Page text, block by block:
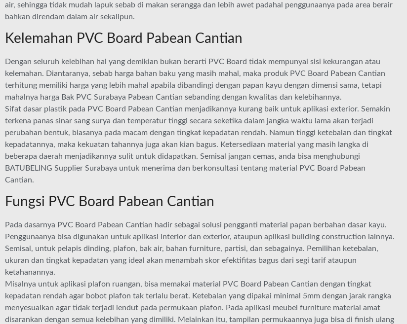
air, sehingga tidak mudah lapuk sebab di makan serangga dan lebih awet padahal penggunaanya pada area berair
bahkan direndam dalam air sekalipun.
Kelemahan PVC Board Pabean Cantian
Dengan seluruh kelebihan hal yang demikian bukan berarti PVC Board tidak mempunyai sisi kekurangan atau
kelemahan. Diantaranya, sebab harga bahan baku yang masih mahal, maka produk PVC Board Pabean Cantian
terhitung memiliki harga yang lebih mahal apabila dibandingi dengan papan kayu dengan dimensi sama, tetapi
mahalnya harga Bak PVC Surabaya Pabean Cantian sebanding dengan kwalitas dan kelebihannya.
Sifat dasar plastik pada PVC Board Pabean Cantian menjadikannya kurang baik untuk aplikasi exterior. Semakin
terkena panas sinar sang surya dan temperatur tinggi secara seketika dalam jangka waktu lama akan terjadi
perubahan bentuk, biasanya pada macam dengan tingkat kepadatan rendah. Namun tinggi ketebalan dan tingkat
kepadatannya, maka kekuatan tahannya juga akan kian bagus. Ketersediaan material yang masih langka di
beberapa daerah menjadikannya sulit untuk didapatkan. Semisal jangan cemas, anda bisa menghubungi
BATUBELING Supplier Surabaya untuk menerima dan berkonsultasi tentang material PVC Board Pabean
Cantian.
Fungsi PVC Board Pabean Cantian
Pada dasarnya PVC Board Pabean Cantian hadir sebagai solusi pengganti material papan berbahan dasar kayu.
Penggunaanya bisa digunakan untuk aplikasi interior dan exterior, ataupun aplikasi building construction lainnya.
Semisal, untuk pelapis dinding, plafon, bak air, bahan furniture, partisi, dan sebagainya. Pemilihan ketebalan,
ukuran dan tingkat kepadatan yang ideal akan menambah skor efektifitas bagus dari segi tarif ataupun
ketahanannya.
Misalnya untuk aplikasi plafon ruangan, bisa memakai material PVC Board Pabean Cantian dengan tingkat
kepadatan rendah agar bobot plafon tak terlalu berat. Ketebalan yang dipakai minimal 5mm dengan jarak rangka
menyesuaikan agar tidak terjadi lendut pada permukaan plafon. Pada aplikasi meubel furniture material amat
disarankan dengan semua kelebihan yang dimiliki. Melainkan itu, tampilan permukaannya juga bisa di finish ulang